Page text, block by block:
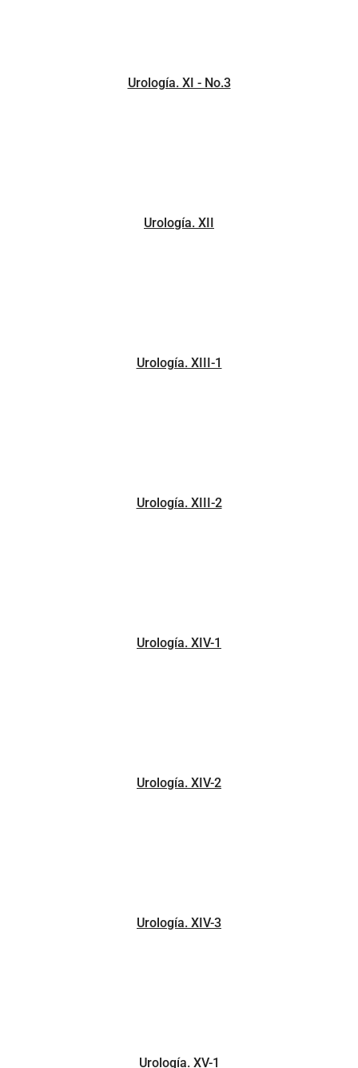
Urología. XI - No.3
Urología. XII
Urología. XIII-1
Urología. XIII-2
Urología. XIV-1
Urología. XIV-2
Urología. XIV-3
Urología. XV-1